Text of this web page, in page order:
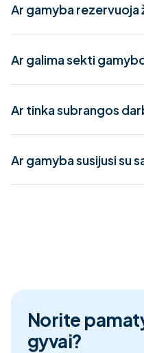
Ar gamyba rezervuoja
rezervuojamos, o
Ar galima sekti
medžiagų sąnaudos, todėl
Ar tinka subrangos
subrangovams ir sekami
Ar gamyba susijusi su
Norite
gyvai?